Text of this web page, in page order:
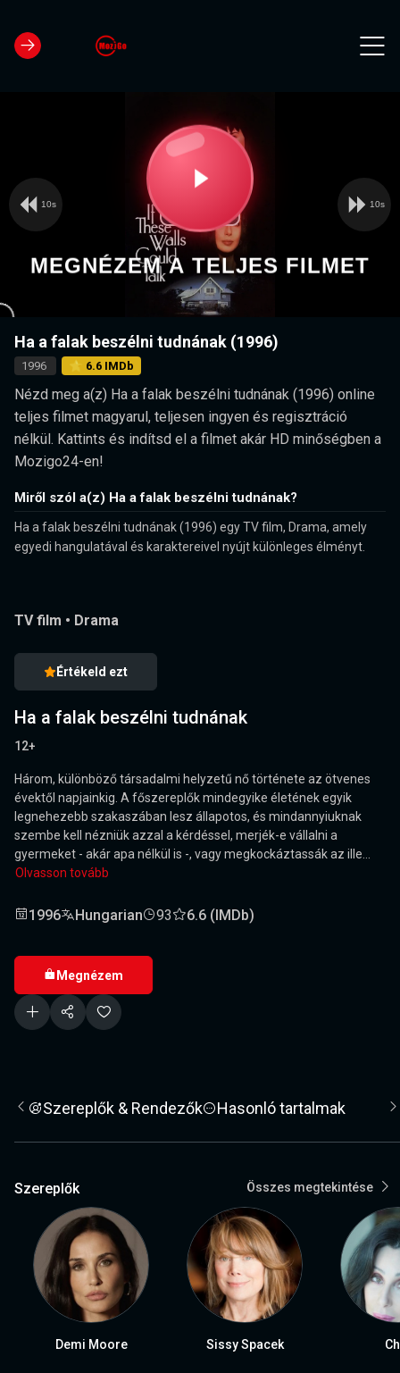
loading.
Play
Video
10s 10s
MEGNÉZEM A TELJES FILMET
Ha a falak beszélni tudnának (1996)
1996 ⭐ 6.6 IMDb
Nézd meg a(z) Ha a falak beszélni tudnának (1996) online
teljes filmet magyarul, teljesen ingyen és regisztráció
nélkül. Kattints és indítsd el a filmet akár HD minőségben a
Mozigo24-en!
Miről szól a(z) Ha a falak beszélni tudnának?
Ha a falak beszélni tudnának (1996) egy TV film, Drama, amely
egyedi hangulatával és karaktereivel nyújt különleges élményt.
TV film • Drama
Értékeld ezt
Ha a falak beszélni tudnának
12+
Három, különböző társadalmi helyzetű nő története az ötvenes
évektől napjainkig. A főszereplők mindegyike életének egyik
legnehezebb szakaszában lesz állapotos, és mindannyiuknak
szembe kell nézniük azzal a kérdéssel, merjék-e vállalni a
gyermeket - akár apa nélkül is -, vagy megkockáztassák az ille...
Olvasson tovább
1996 Hungarian 93 6.6 (IMDb)
Megnézem
Szereplők & Rendezők Hasonló tartalmak
Szereplők Összes megtekintése
Demi Moore Sissy Spacek